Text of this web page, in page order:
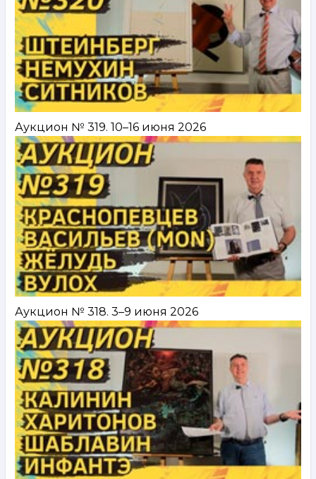
Аукцион № 319. 10–16 июня 2026
Аукцион № 318. 3–9 июня 2026